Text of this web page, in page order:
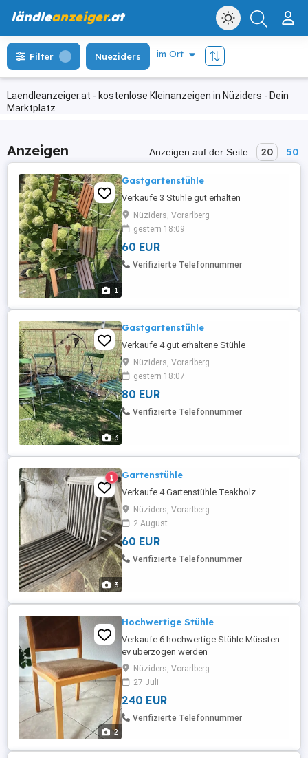
ländleanzeiger.at
Laendleanzeiger.at - kostenlose Kleinanzeigen in Nüziders - Dein
Marktplatz
Filter Nueziders
Anzeigen Anzeigen auf der Seite: 20 50
1
Gastgartenstühle
Verkaufe 3 Stühle gut erhalten
Nüziders, Vorarlberg
gestern 18:09
60 EUR
Verifizierte Telefonnummer
3
Gastgartenstühle
Verkaufe 4 gut erhaltene Stühle
Nüziders, Vorarlberg
gestern 18:07
80 EUR
Verifizierte Telefonnummer
3
1 Gartenstühle
Verkaufe 4 Gartenstühle Teakholz
Nüziders, Vorarlberg
2 August
60 EUR
Verifizierte Telefonnummer
2
Hochwertige Stühle
Verkaufe 6 hochwertige Stühle Müssten
ev überzogen werden
Nüziders, Vorarlberg
27 Juli
240 EUR
Verifizierte Telefonnummer